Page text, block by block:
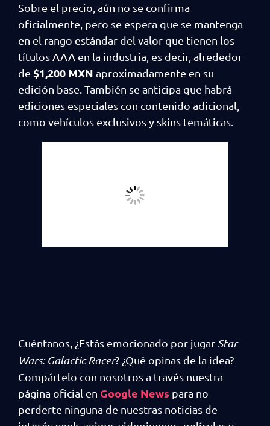
Sobre el precio, aún no se confirma
oficialmente, pero se espera que se mantenga
en el rango estándar del valor que tienen los
títulos AAA en la industria, es decir, alrededor
de $1,200 MXN aproximadamente en su
edición base. También se anticipa que habrá
ediciones especiales con contenido adicional,
como vehículos exclusivos y skins temáticas.
Cuéntanos, ¿Estás emocionado por jugar Star
Wars: Galactic Racer? ¿Qué opinas de la idea?
Compártelo con nosotros a través nuestra
página oficial en Google News para no
perderte ninguna de nuestras noticias de